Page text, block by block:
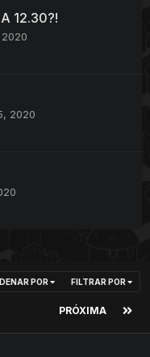
12.30?!
2020
POR FILTRAR POR
PRÓXIMA